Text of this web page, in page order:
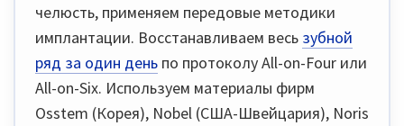
челюсть, применяем передовые методики
имплантации. Восстанавливаем весь зубной
ряд за один день по протоколу All-on-Four или
All-on-Six. Используем материалы фирм
Osstem (Корея), Nobel (США-Швейцария), Noris